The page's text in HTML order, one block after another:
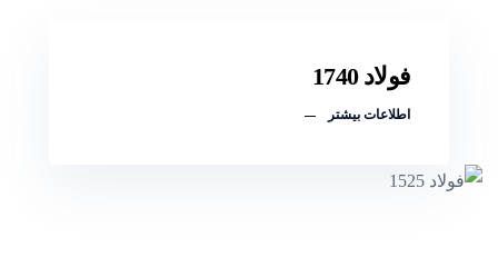
فولاد 1740
اطلاعات بیشتر